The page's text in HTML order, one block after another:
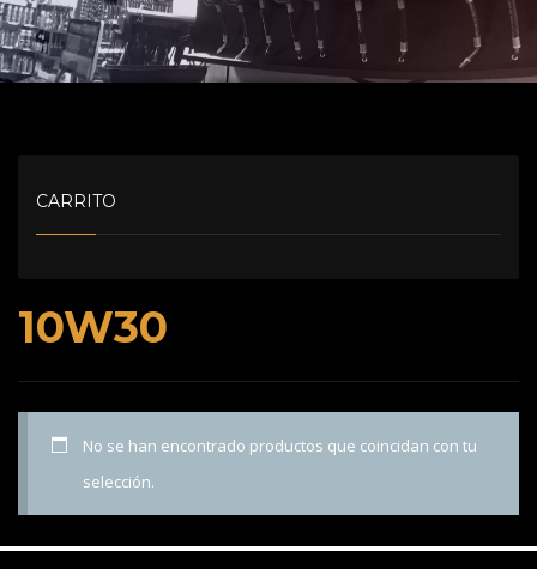
10W30
No se han encontrado productos que coincidan con tu
selección.
CARRITO